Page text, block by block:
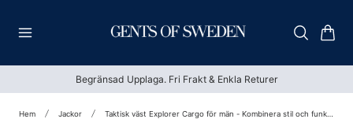
Vagn
Begränsad Upplaga. Fri Frakt & Enkla Returer
Hem Jackor